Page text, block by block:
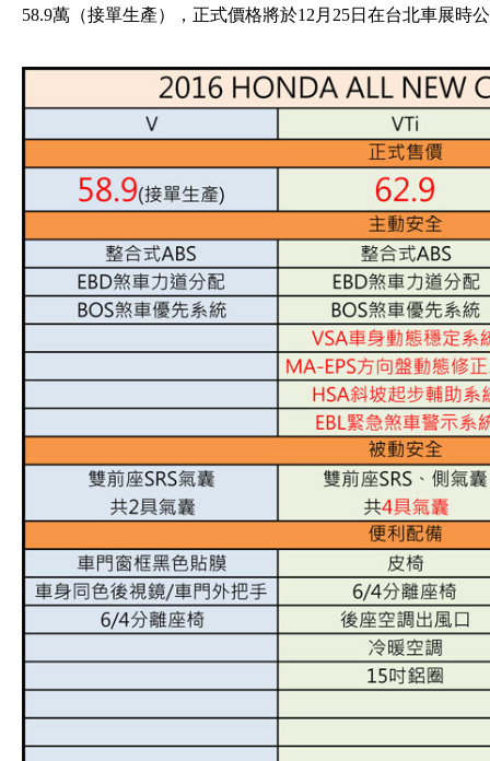
58.9萬（接單生產），正式價格將於12月25日在台北車展時